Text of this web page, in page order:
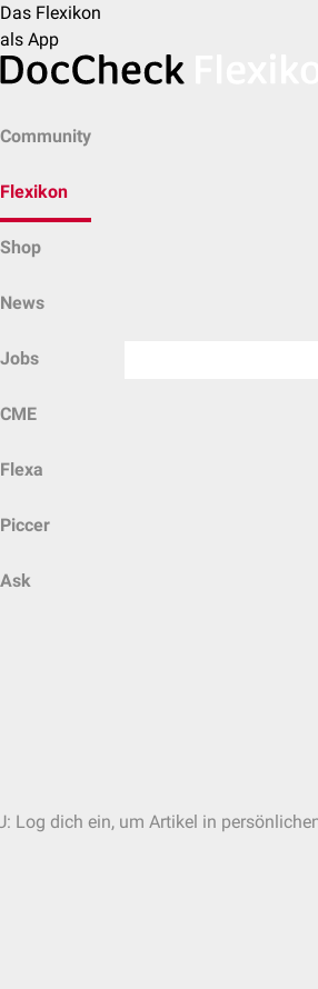
Das Flexikon
als App
Community
Flexikon
Shop
News
Jobs
CME
Flexa
Piccer
Ask
Log dich ein, um Artikel in